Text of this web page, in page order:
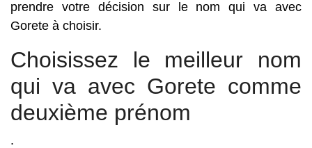
prendre votre décision sur le nom qui va avec
Gorete à choisir.
Choisissez le meilleur nom
qui va avec Gorete comme
deuxième prénom
.